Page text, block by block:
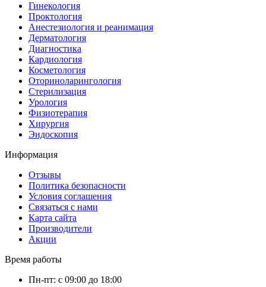
Гинекология
Проктология
Анестезиология и реанимация
Дерматология
Диагностика
Кардиология
Косметология
Оториноларингология
Стерилизация
Урология
Физиотерапия
Хирургия
Эндоскопия
Информация
Отзывы
Политика безопасности
Условия соглашения
Связаться с нами
Карта сайта
Производители
Акции
Время работы
Пн-пт: с 09:00 до 18:00